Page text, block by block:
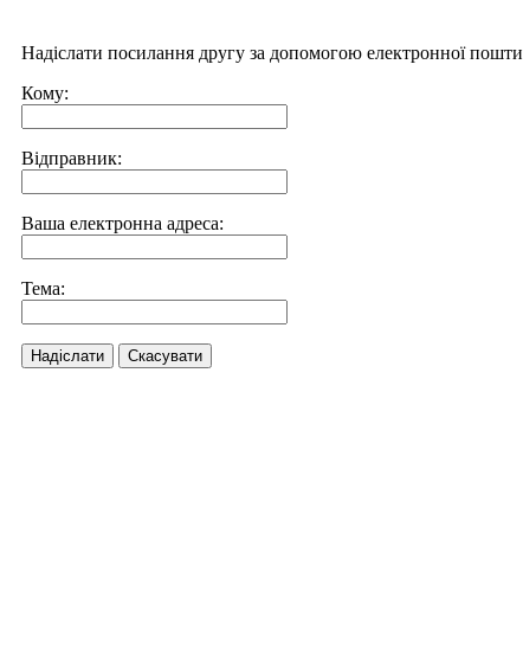
Надіслати посилання другу за допомогою електронної пошти
Кому:
Відправник:
Ваша електронна адреса:
Тема:
Надіслати Скасувати